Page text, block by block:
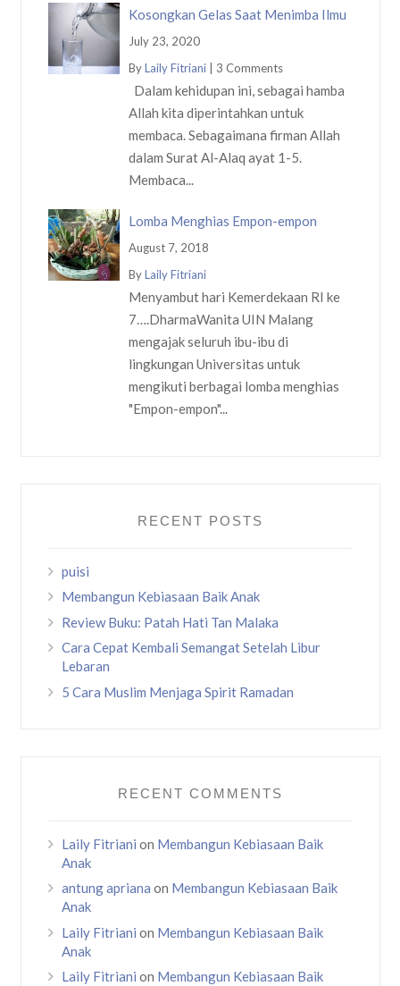
Kosongkan Gelas Saat Menimba Ilmu
July 23, 2020
ByLaily Fitriani| 3 Comments
Dalam kehidupan ini, sebagai hamba
Allah kita diperintahkan untuk
membaca. Sebagaimana firman Allah
dalam Surat Al-Alaq ayat 1-5.
Membaca...
Lomba Menghias Empon-empon
August 7, 2018
ByLaily Fitriani
Menyambut hari Kemerdekaan RI ke
7….DharmaWanita UIN Malang
mengajak seluruh ibu-ibu di
lingkungan Universitas untuk
mengikuti berbagai lomba menghias
"Empon-empon"...
RECENT POSTS
puisi
Membangun Kebiasaan Baik Anak
Review Buku: Patah Hati Tan Malaka
Cara Cepat Kembali Semangat Setelah Libur
Lebaran
5 Cara Muslim Menjaga Spirit Ramadan
RECENT COMMENTS
Laily Fitriani on Membangun Kebiasaan Baik
Anak
antung apriana on Membangun Kebiasaan Baik
Anak
Laily Fitriani on Membangun Kebiasaan Baik
Anak
Laily Fitriani on Membangun Kebiasaan Baik